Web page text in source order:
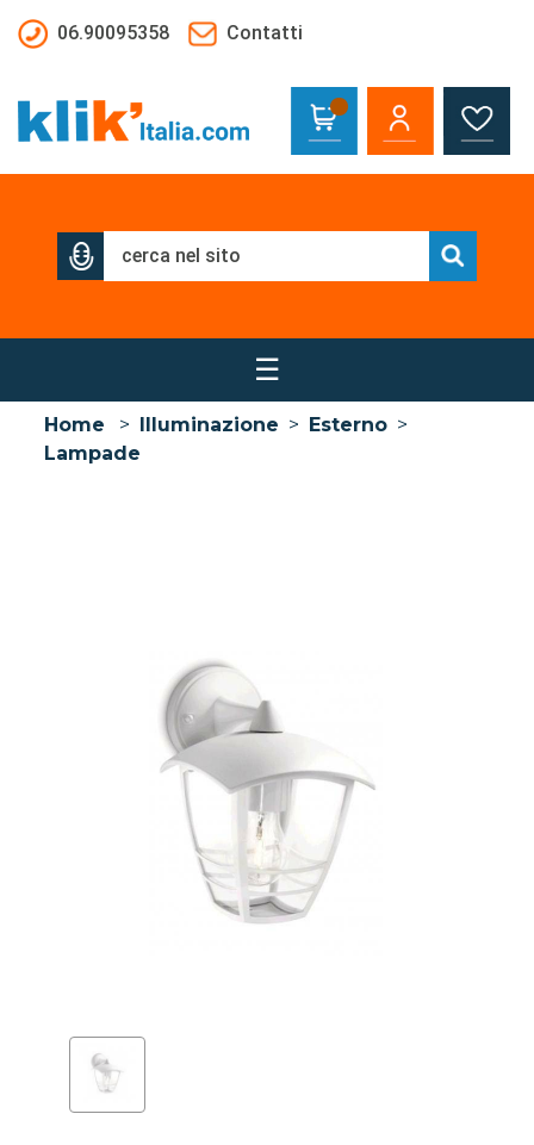
06.90095358
Contatti
☰
Home > Illuminazione > Esterno >
Lampade